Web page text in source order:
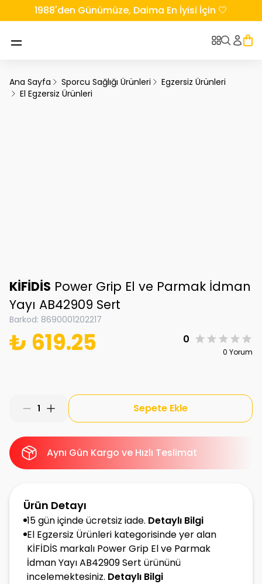
1988'den Günümüze, Daima En İyisi İçin 🤍
Ana Sayfa Sporcu Sağlığı Ürünleri
Egzersiz Ürünleri
El Egzersiz Ürünleri
KİFİDİS Power Grip El ve Parmak İdman
Yayı AB42909 Sert
Barkod: 8690001202217
₺ 619.25 0
0 Yorum
1 Sepete Ekle
Aynı Gün Kargo ve Hızlı Teslimat
Ürün Detayı
15 gün içinde ücretsiz iade. Detaylı Bilgi
El Egzersiz Ürünleri kategorisinde yer alan
KİFİDİS markalı Power Grip El ve Parmak
İdman Yayı AB42909 Sert ürününü
incelemektesiniz. Detaylı Bilgi